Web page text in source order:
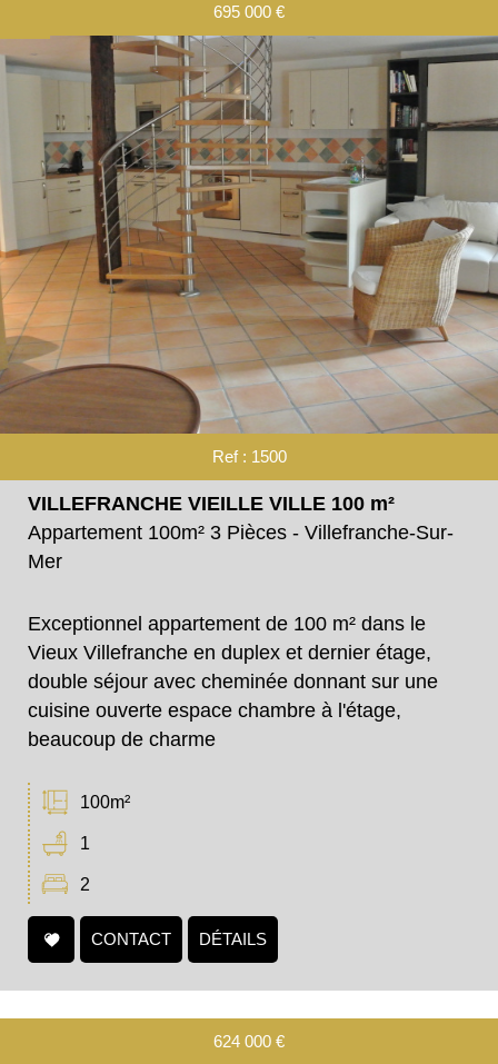
695 000 €
Ref : 1500
VILLEFRANCHE VIEILLE VILLE 100 m²
Appartement 100m² 3 Pièces - Villefranche-Sur-
Mer
Exceptionnel appartement de 100 m² dans le
Vieux Villefranche en duplex et dernier étage,
double séjour avec cheminée donnant sur une
cuisine ouverte espace chambre à l'étage,
beaucoup de charme
100m²
1
2
CONTACT DÉTAILS
624 000 €